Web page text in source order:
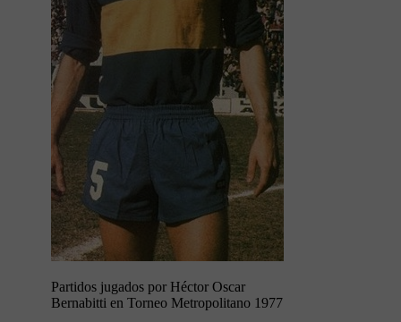
Partidos jugados por Héctor Oscar
Bernabitti en Torneo Metropolitano 1977